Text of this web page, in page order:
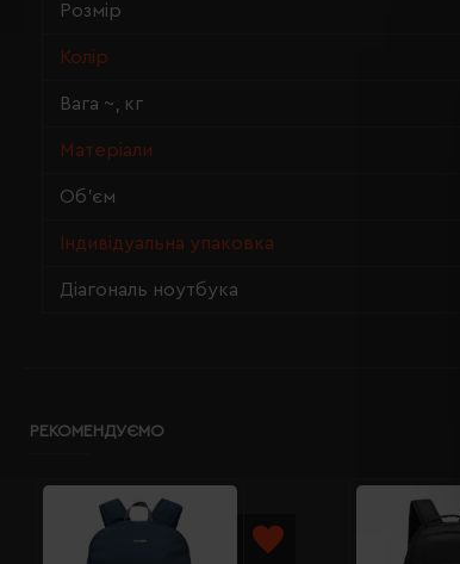
Розмір
Колір
Вага ~, кг
Матеріали
Об'єм
Індивідуальна упаковка
Діагональ ноутбука
РЕКОМЕНДУЄМО